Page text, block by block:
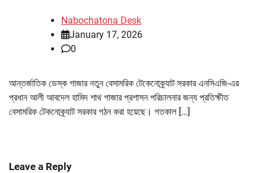
Nabochatona Desk
January 17, 2026
0
আন্তর্জাতিক ডেস্ক গাজার নতুন বেসামরিক টেকেনোক্র্যাট সরকার এনসিএজি-এর
প্রধান আলী আবদেল হামিদ শাথ গাজার প্রশাসন পরিচালনার জন্য প্রতিক্ষীত
বেসামরিক টেকনোক্র্যাট সরকার গঠন করা হয়েছে। গতকাল […]
Leave a Reply